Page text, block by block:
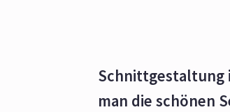
Schnittgestaltung
man die schönen